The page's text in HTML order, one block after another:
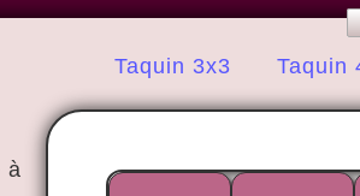
Taquin 3x3 Taquin